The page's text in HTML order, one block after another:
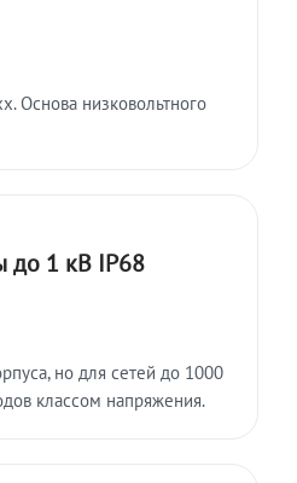
Основа низковольтного
до 1 кВ IP68
но для сетей до 1000
классом напряжения.